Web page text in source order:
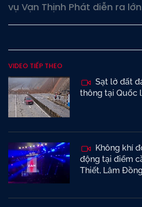
vụ Vạn Thịnh Phát diễn ra
VIDEO TIẾP THEO
Sạt lở đất
thông tại Quốc
Không khí
động tại điểm
Thiết, Lâm Đồng